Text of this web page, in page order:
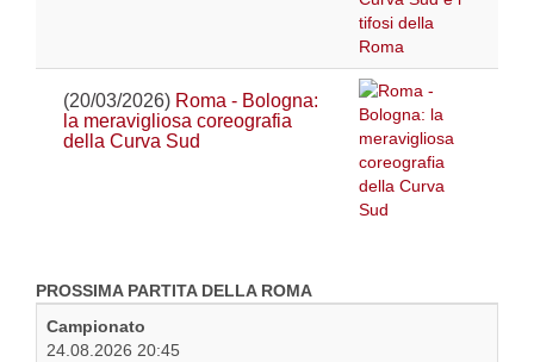
(20/03/2026) Roma - Bologna:
la meravigliosa coreografia
della Curva Sud
PROSSIMA PARTITA DELLA ROMA
Campionato
24.08.2026 20:45